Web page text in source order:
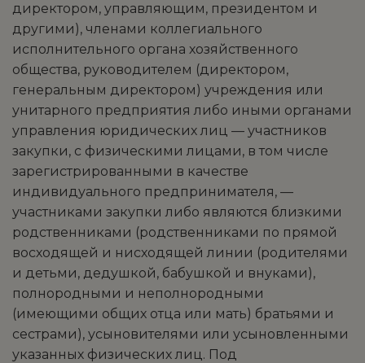
директором, управляющим, президентом и
другими), членами коллегиального
исполнительного органа хозяйственного
общества, руководителем (директором,
генеральным директором) учреждения или
унитарного предприятия либо иными органами
управления юридических лиц — участников
закупки, с физическими лицами, в том числе
зарегистрированными в качестве
индивидуального предпринимателя, —
участниками закупки либо являются близкими
родственниками (родственниками по прямой
восходящей и нисходящей линии (родителями
и детьми, дедушкой, бабушкой и внуками),
полнородными и неполнородными
(имеющими общих отца или мать) братьями и
сестрами), усыновителями или усыновленными
указанных физических лиц. Под